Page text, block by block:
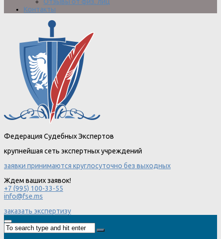
Отзывы от физ. лиц
Контакты
Федерация Судебных Экспертов
крупнейшая сеть экспертных учреждений
заявки принимаются круглосуточно без выходных
Ждем ваших заявок!
+7 (995) 100-33-55
info@fse.ms
заказать экспертизу